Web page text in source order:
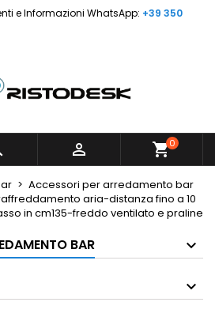
e Informazioni WhatsApp: +39 350
 shopping_cart0
Accessori per arredamento bar
aria-distanza fino a 10
in cm135-freddo ventilato e praline
BAR